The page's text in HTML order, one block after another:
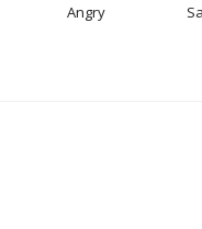
Angry